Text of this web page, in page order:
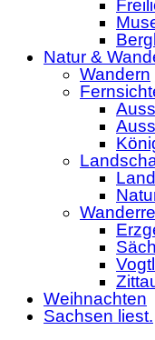
Natur &
Wandern
Weihnachten
Sachsen liest.